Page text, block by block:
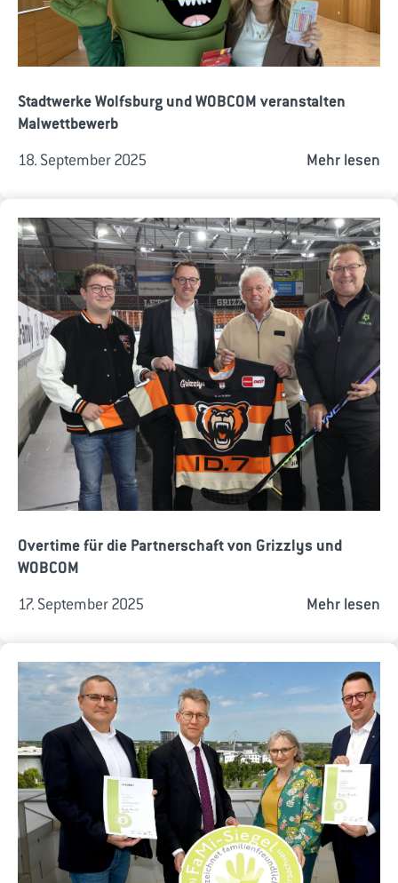
Stadtwerke Wolfsburg und WOBCOM veranstalten
Malwettbewerb
18. September 2025 Mehr lesen
Overtime für die Partnerschaft von Grizzlys und
WOBCOM
17. September 2025 Mehr lesen